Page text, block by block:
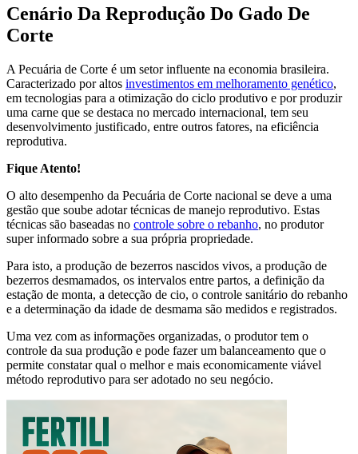
Cenário Da Reprodução Do Gado De
Corte
A Pecuária de Corte é um setor influente na economia brasileira.
Caracterizado por altos investimentos em melhoramento genético,
em tecnologias para a otimização do ciclo produtivo e por produzir
uma carne que se destaca no mercado internacional, tem seu
desenvolvimento justificado, entre outros fatores, na eficiência
reprodutiva.
Fique Atento!
O alto desempenho da Pecuária de Corte nacional se deve a uma
gestão que soube adotar técnicas de manejo reprodutivo. Estas
técnicas são baseadas no controle sobre o rebanho, no produtor
super informado sobre a sua própria propriedade.
Para isto, a produção de bezerros nascidos vivos, a produção de
bezerros desmamados, os intervalos entre partos, a definição da
estação de monta, a detecção de cio, o controle sanitário do rebanho
e a determinação da idade de desmama são medidos e registrados.
Uma vez com as informações organizadas, o produtor tem o
controle da sua produção e pode fazer um balanceamento que o
permite constatar qual o melhor e mais economicamente viável
método reprodutivo para ser adotado no seu negócio.